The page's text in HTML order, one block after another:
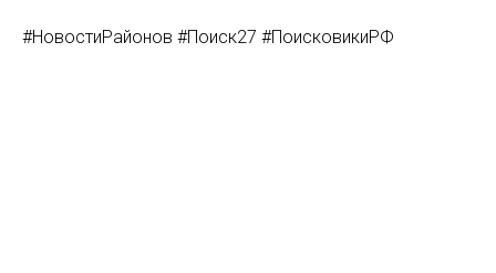
#НовостиРайонов #Поиск27 #ПоисковикиРФ